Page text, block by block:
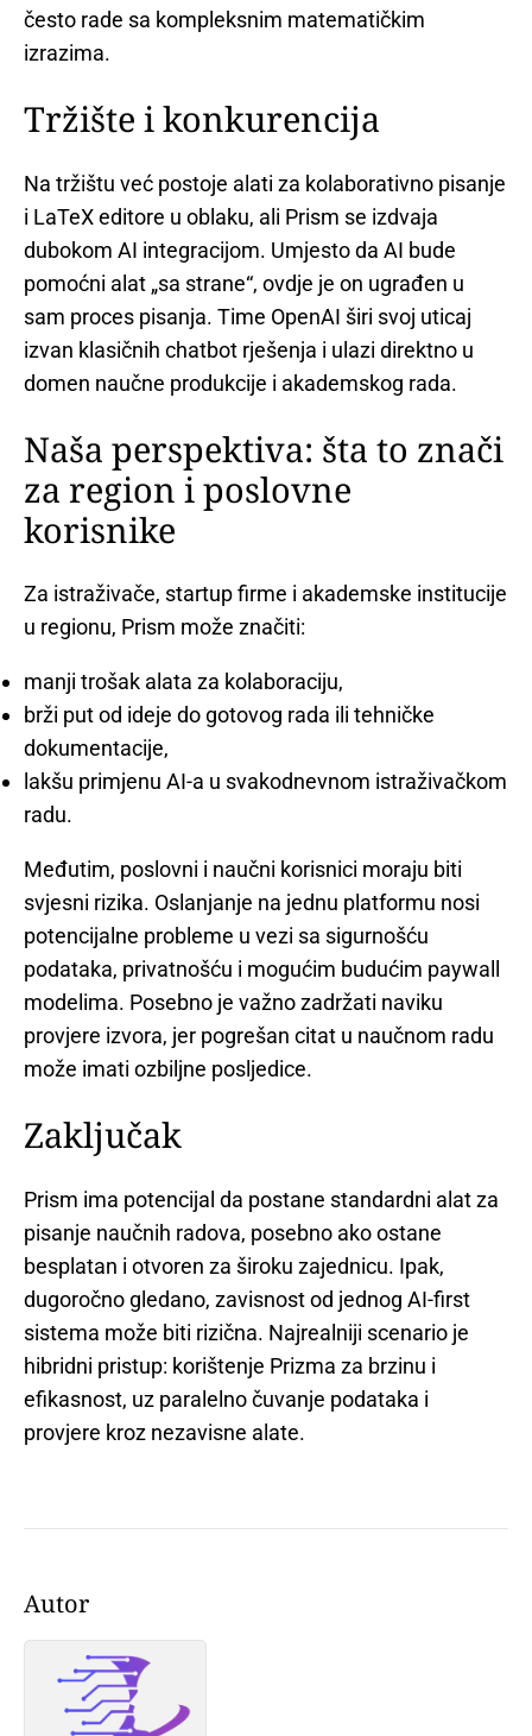
često rade sa kompleksnim matematičkim
izrazima.
Tržište i konkurencija
Na tržištu već postoje alati za kolaborativno pisanje
i LaTeX editore u oblaku, ali Prism se izdvaja
dubokom AI integracijom. Umjesto da AI bude
pomoćni alat „sa strane“, ovdje je on ugrađen u
sam proces pisanja. Time OpenAI širi svoj uticaj
izvan klasičnih chatbot rješenja i ulazi direktno u
domen naučne produkcije i akademskog rada.
Naša perspektiva: šta to znači
za region i poslovne
korisnike
Za istraživače, startup firme i akademske institucije
u regionu, Prism može značiti:
manji trošak alata za kolaboraciju,
brži put od ideje do gotovog rada ili tehničke
dokumentacije,
lakšu primjenu AI-a u svakodnevnom istraživačkom
radu.
Međutim, poslovni i naučni korisnici moraju biti
svjesni rizika. Oslanjanje na jednu platformu nosi
potencijalne probleme u vezi sa sigurnošću
podataka, privatnošću i mogućim budućim paywall
modelima. Posebno je važno zadržati naviku
provjere izvora, jer pogrešan citat u naučnom radu
može imati ozbiljne posljedice.
Zaključak
Prism ima potencijal da postane standardni alat za
pisanje naučnih radova, posebno ako ostane
besplatan i otvoren za široku zajednicu. Ipak,
dugoročno gledano, zavisnost od jednog AI-first
sistema može biti rizična. Najrealniji scenario je
hibridni pristup: korištenje Prizma za brzinu i
efikasnost, uz paralelno čuvanje podataka i
provjere kroz nezavisne alate.
Autor